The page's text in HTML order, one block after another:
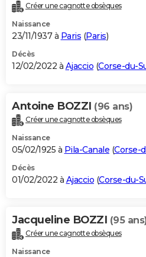
Créer une cagnotte obsèques
Naissance
23/11/1937 à Paris (Paris)
Décès
12/02/2022 à Ajaccio (Corse-du-
Antoine BOZZI (96 ans)
Créer une cagnotte obsèques
Naissance
05/02/1925 à Pila-Canale (Corse-
Décès
01/02/2022 à Ajaccio (Corse-du-
Jacqueline BOZZI (95
Créer une cagnotte obsèques
Naissance